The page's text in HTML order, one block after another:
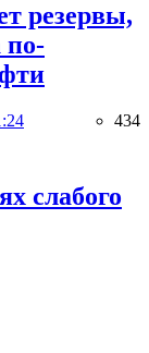
резервы,
по-
434
слабого